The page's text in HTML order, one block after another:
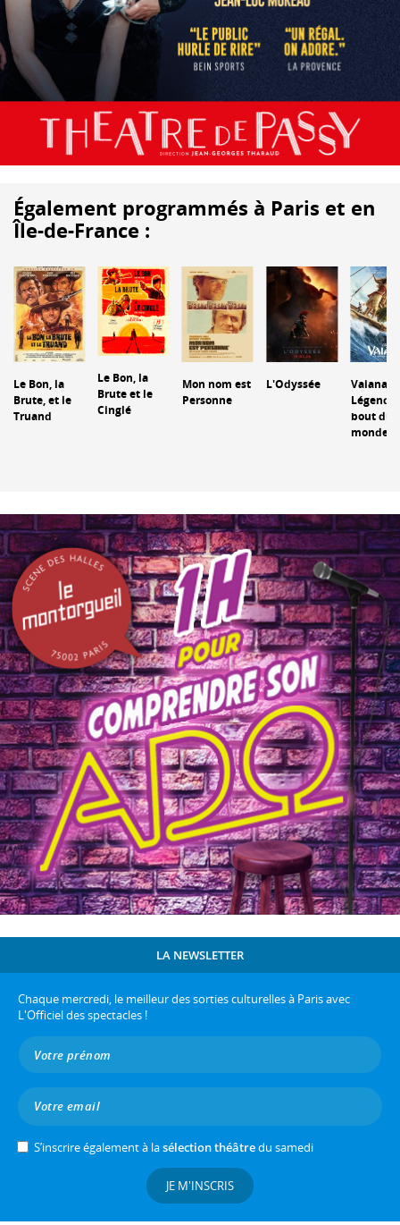
Également programmés à Paris et en
Île-de-France :
Le Bon, la
Brute, et le
Truand
Le Bon, la
Brute et le
Cinglé
Mon nom est
Personne
L'Odyssée
Vaiana :
Légende
bout du
monde
LA NEWSLETTER
Chaque mercredi, le meilleur des sorties culturelles à Paris avec
L'Officiel des spectacles !
S’inscrire également à lasélection théâtredu samedi
JE M'INSCRIS